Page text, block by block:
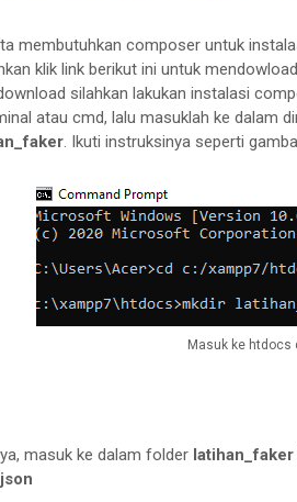
membutuhkan composer untuk
klik link berikut ini untuk
silahkan lakukan instalasi
atau cmd, lalu masuklah ke dalam
. Ikuti instruksinya seperti
Masuk ke htdocs
masuk ke dalam folder latihan_faker